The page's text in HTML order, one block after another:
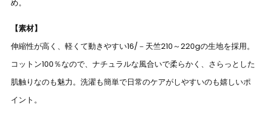
め。
【素材】
伸縮性が高く、軽くて動きやすい16/－天竺210～220gの生地を採用。
コットン100％なので、ナチュラルな風合いで柔らかく、さらっとした
肌触りなのも魅力。洗濯も簡単で日常のケアがしやすいのも嬉しいポ
イント。